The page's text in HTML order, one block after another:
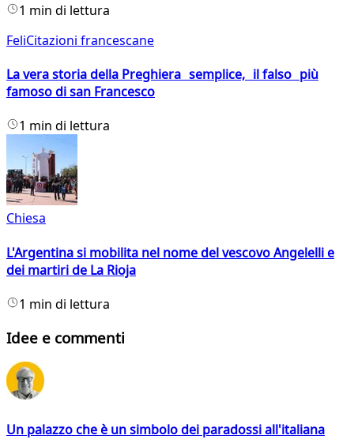
1 min di lettura
FeliCitazioni francescane
La vera storia della Preghiera semplice, il falso più
famoso di san Francesco
1 min di lettura
Chiesa
L'Argentina si mobilita nel nome del vescovo Angelelli e
dei martiri de La Rioja
1 min di lettura
Idee e commenti
Un palazzo che è un simbolo dei paradossi all'italiana